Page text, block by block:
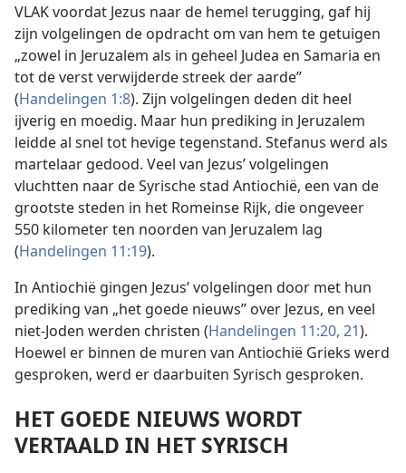
VLAK voordat Jezus naar de hemel terugging, gaf hij
zijn volgelingen de opdracht om van hem te getuigen
„zowel in Jeruzalem als in geheel Judea en Samaria en
tot de verst verwijderde streek der aarde”
(Handelingen 1:8). Zijn volgelingen deden dit heel
ijverig en moedig. Maar hun prediking in Jeruzalem
leidde al snel tot hevige tegenstand. Stefanus werd als
martelaar gedood. Veel van Jezus’ volgelingen
vluchtten naar de Syrische stad Antiochië, een van de
grootste steden in het Romeinse Rijk, die ongeveer
550 kilometer ten noorden van Jeruzalem lag
(Handelingen 11:19).
In Antiochië gingen Jezus’ volgelingen door met hun
prediking van „het goede nieuws” over Jezus, en veel
niet-Joden werden christen (Handelingen 11:20, 21).
Hoewel er binnen de muren van Antiochië Grieks werd
gesproken, werd er daarbuiten Syrisch gesproken.
HET GOEDE NIEUWS WORDT
VERTAALD IN HET SYRISCH